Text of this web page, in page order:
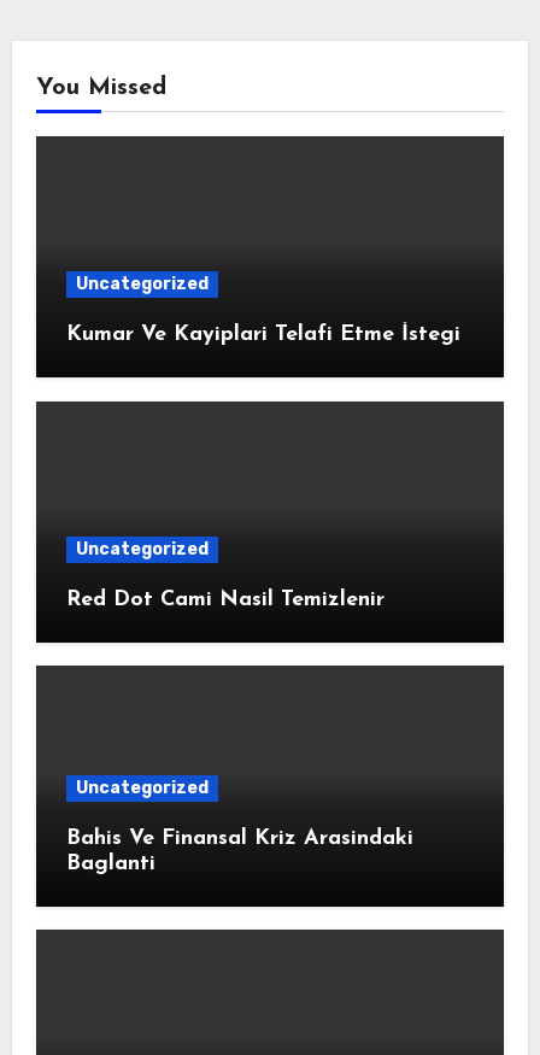
You Missed
Uncategorized
Kumar Ve Kayiplari Telafi Etme İstegi
Uncategorized
Red Dot Cami Nasil Temizlenir
Uncategorized
Bahis Ve Finansal Kriz Arasindaki
Baglanti